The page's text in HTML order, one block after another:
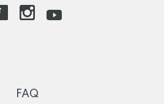
FAQ